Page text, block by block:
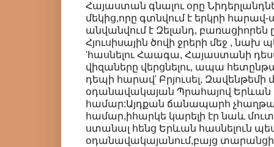
Հայաստան գնալու օրը
մեկից,որը գտնվում է երկրի
անվանվում է Զելանդ, բառացիորեն
Հյուսիսային ծովի ջրերի մեջ , նախ
'հասնելու Հաագա, Հայաստանի
վիզաները վերցնելու, ապա
դեպի հարավ' Բրյուսել, Զավենթեմի
օդանավակայան Պրահայով Երևան
համար:Այդքան ճանապարհ
համար,իհարկե կարելի էր նաև
ստանալ հենց Երևան հասնելուն
օդանավակայանում,բայց